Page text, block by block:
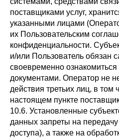
поставщиками услуг,
указанными лицами
их Пользовательским
конфиденциальности.
и/или Пользователь обязан
своевременно
документами. Оператор не
действия третьих лиц, в том
настоящем пункте
10.6. Установленные
данных запреты на
доступа), а также на